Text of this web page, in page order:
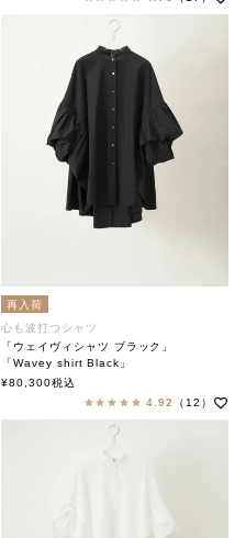
再入荷
心も波打つシャツ
「ウェイヴィシャツ ブラック」
「Wavey shirt Black」
soutiencollar（ステンカラー）
¥80,300税込
4.92
（12）